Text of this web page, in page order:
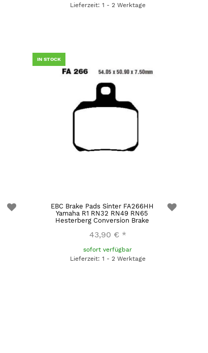
Lieferzeit: 1 - 2 Werktage
IN STOCK
EBC Brake Pads Sinter FA266HH
Yamaha R1 RN32 RN49 RN65
Hesterberg Conversion Brake
43,90 € *
sofort verfügbar
Lieferzeit: 1 - 2 Werktage